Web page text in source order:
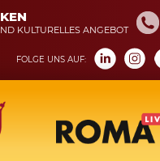
KULTURELLES ANGEBOT
FOLGE UNS AUF: